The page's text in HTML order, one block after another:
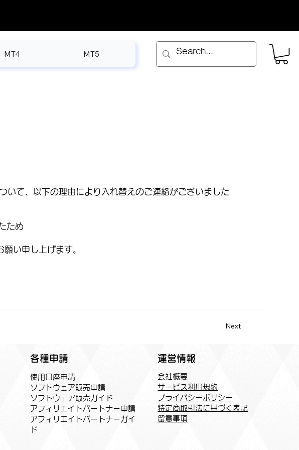
MT4 MT5
て、以下の理由により入れ替えのご連絡がございました
ため
い申し上げます。
Next
各種申請
​使用口座申請
ソフトウェア販売申請
ソフトウェア販売ガイド
アフィリエイトパートナー申請​
​アフィリエイトパートナーガイ
ド
運営情報
会社概要
サービス利用規約
プライバシーポリシー
特定商取引法に基づく表記
​留意事項